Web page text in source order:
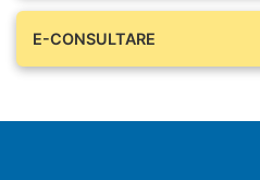
E-CONSULTARE